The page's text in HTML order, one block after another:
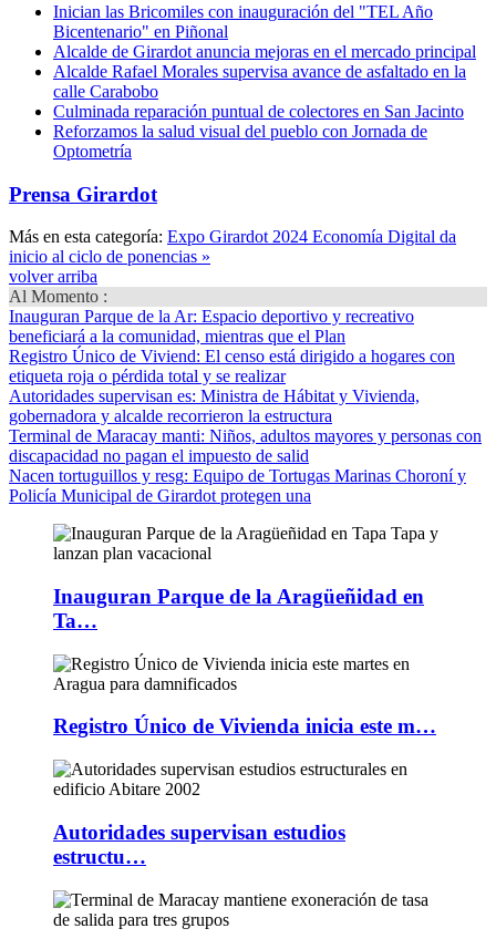
Inician las Bricomiles con inauguración del "TEL Año
Bicentenario" en Piñonal
Alcalde de Girardot anuncia mejoras en el mercado principal
Alcalde Rafael Morales supervisa avance de asfaltado en la
calle Carabobo
Culminada reparación puntual de colectores en San Jacinto
Reforzamos la salud visual del pueblo con Jornada de
Optometría
Prensa Girardot
Más en esta categoría: Expo Girardot 2024 Economía Digital da
inicio al ciclo de ponencias »
volver arriba
Al Momento :
Inauguran Parque de la Ar: Espacio deportivo y recreativo
beneficiará a la comunidad, mientras que el Plan
Registro Único de Viviend: El censo está dirigido a hogares con
etiqueta roja o pérdida total y se realizar
Autoridades supervisan es: Ministra de Hábitat y Vivienda,
gobernadora y alcalde recorrieron la estructura
Terminal de Maracay manti: Niños, adultos mayores y personas con
discapacidad no pagan el impuesto de salid
Nacen tortuguillos y resg: Equipo de Tortugas Marinas Choroní y
Policía Municipal de Girardot protegen una
Inauguran Parque de la Aragüeñidad en
Ta…
Registro Único de Vivienda inicia este m…
Autoridades supervisan estudios
estructu…